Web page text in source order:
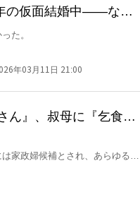
中には彼の大学時代の元恋人も
ュースを手に、まるで他人の結
価分は共同財産に含まれ、分割
の仮面結婚中――なの
で把握済み
た。
いなかっただけだと。彼の心
離婚届を挟み込んだ。彼はあま
にも、自由おめでとう。
年03月11日 21:00
ん』、叔母に『乞食で
と結婚
家政婦候補とされ、あらゆる言